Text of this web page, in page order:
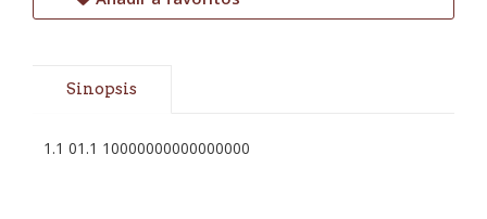
Sinopsis
1.1 01.1 10000000000000000